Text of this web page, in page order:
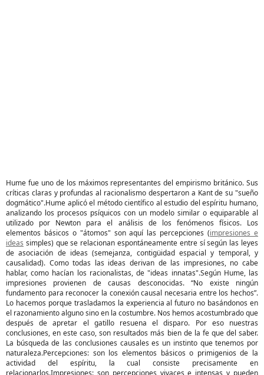
Hume fue uno de los máximos representantes del empirismo británico. Sus
críticas claras y profundas al racionalismo despertaron a Kant de su "sueño
dogmático".Hume aplicó el método científico al estudio del espíritu humano,
analizando los procesos psíquicos con un modelo similar o equiparable al
utilizado por Newton para el análisis de los fenómenos físicos. Los
elementos básicos o "átomos" son aquí las percepciones (impresiones e
ideas simples) que se relacionan espontáneamente entre sí según las leyes
de asociación de ideas (semejanza, contigüidad espacial y temporal, y
causalidad). Como todas las ideas derivan de las impresiones, no cabe
hablar, como hacían los racionalistas, de "ideas innatas".Según Hume, las
impresiones provienen de causas desconocidas. “No existe ningún
fundamento para reconocer la conexión causal necesaria entre los hechos”.
Lo hacemos porque trasladamos la experiencia al futuro no basándonos en
el razonamiento alguno sino en la costumbre. Nos hemos acostumbrado que
después de apretar el gatillo resuena el disparo. Por eso nuestras
conclusiones, en este caso, son resultados más bien de la fe que del saber.
La búsqueda de las conclusiones causales es un instinto que tenemos por
naturaleza.Percepciones: son los elementos básicos o primigenios de la
actividad del espíritu, la cual consiste precisamente en
relacionarlos.Impresiones: son percepciones vivaces e intensas y pueden